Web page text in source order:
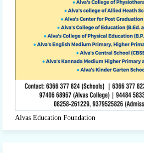
Alvas Education Foundation